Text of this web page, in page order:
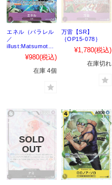
エネル（パラレル
／
illust:MatsumotoA
kira）【SR】
｛OP15-060｝
¥980(税込)
在庫 4個
万雷【SR】
｛OP15-078｝
¥1,780(税込)
在庫切れ